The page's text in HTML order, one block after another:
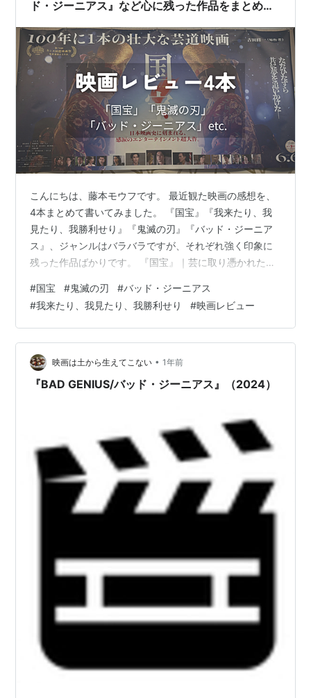
ド・ジーニアス』など心に残った作品をまとめて
こんにちは、藤本モウフです。 最近観た映画の感想を、
4本まとめて書いてみました。 『国宝』『我来たり、我
見たり、我勝利せり』『鬼滅の刃』『バッド・ジーニア
ス』、ジャンルはバラバラですが、それぞれ強く印象に
残った作品ばかりです。 『国宝』｜芸に取り憑かれた人
｜刺さる人には刺さる胸くそ映画 鬼滅の刃・無限城編｜
映画館で観て堪能して欲しい 『バッド・ジーニアス』｜
勧善懲悪では済まされない格差の現実 まとめ｜それぞれ
違う魅力に出会えた4作品 『国宝』｜芸に取り憑かれた
人間の“業”に圧倒された ロングヒット間違いなし、すで
に話題沸騰中の映画「国宝」。…
#国宝 #鬼滅の刃 #バッド・ジーニアス
#我来たり、我見たり、我勝利せり #映画レビュー
映画は土から生えてこない • 1年前
『BAD GENIUS/バッド・ジーニアス』（2024）